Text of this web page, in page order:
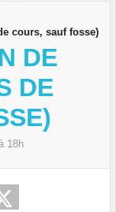
cours, sauf fosse)
DE
DE
18h